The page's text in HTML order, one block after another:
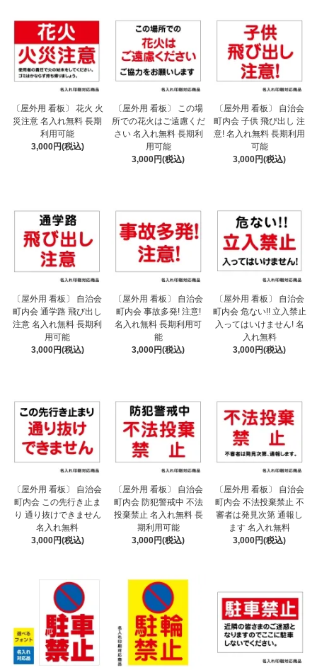
〔屋外用 看板〕 花火 火
災注意 名入れ無料 長期
利用可能
3,000円(税込)
〔屋外用 看板〕 この場
所での花火はご遠慮くだ
さい 名入れ無料 長期利
用可能
3,000円(税込)
〔屋外用 看板〕 自治会
町内会 子供 飛び出し 注
意! 名入れ無料 長期利用
可能
3,000円(税込)
〔屋外用 看板〕 自治会
町内会 通学路 飛び出し
注意 名入れ無料 長期利
用可能
3,000円(税込)
〔屋外用 看板〕 自治会
町内会 事故多発! 注意!
名入れ無料 長期利用可
能
3,000円(税込)
〔屋外用 看板〕 自治会
町内会 危ない!! 立入禁止
入ってはいけません! 名
入れ無料
3,000円(税込)
〔屋外用 看板〕 自治会
町内会 この先行き止ま
り 通り抜けできません
名入れ無料
3,000円(税込)
〔屋外用 看板〕 自治会
町内会 防犯警戒中 不法
投棄禁止 名入れ無料 長
期利用可能
3,000円(税込)
〔屋外用 看板〕 自治会
町内会 不法投棄禁止 不
審者は発見次第 通報し
ます 名入れ無料
3,000円(税込)